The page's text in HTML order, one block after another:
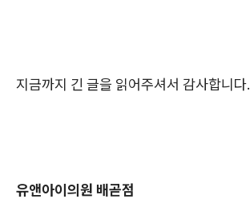
지금까지 긴 글을 읽어주셔서 감사합니다.
유앤아이의원 배곧점